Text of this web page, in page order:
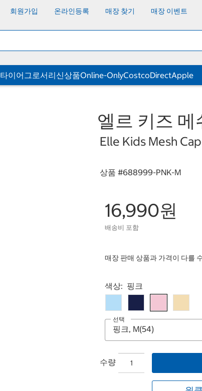
회원가입 온라인등록 매장 찾기 매장 이벤트
타이어그로서리신상품Online-OnlyCostcoDirectApple
엘르 키즈
Elle Kids Mesh
상품 #688999-PNK-M
16,990원
배송비 포함
매장 판매 상품과 가격이 다를
Select product
색상: 핑크
선택
수량